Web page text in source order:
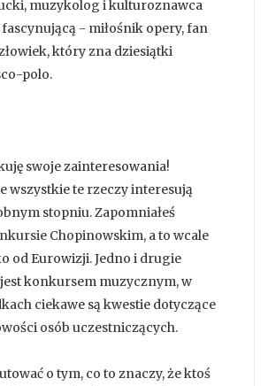
muzykolog i kulturoznawca
- miłośnik opery, fan
który zna dziesiątki
polo.
swoje zainteresowania!
wszystkie te rzeczy interesują
stopniu. Zapomniałeś
Chopinowskim, a to wcale
od Eurowizji. Jedno i drugie
konkursem muzycznym, w
ciekawe są kwestie dotyczące
osób uczestniczących.
o tym, co to znaczy, że ktoś